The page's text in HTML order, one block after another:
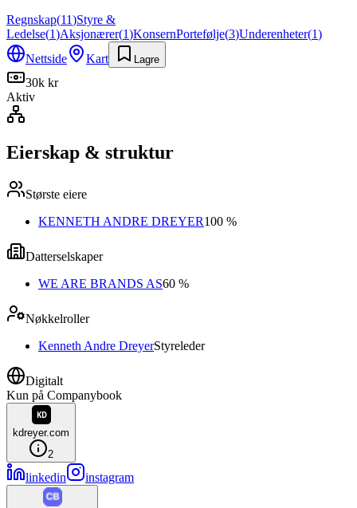
Regnskap(11)Styre &
Ledelse(1)Aksjonærer(1)KonsernPortefølje(3)Underenheter(1)
Nettside
Kart Lagre
30k kr
Aktiv
Eierskap & struktur
Største eiere
KENNETH ANDRE DREYER100 %
Datterselskaper
WE ARE BRANDS AS60 %
Nøkkelroller
Kenneth Andre DreyerStyreleder
Digitalt
Kun på Companybook
kdreyer.com
2
linkedin instagram